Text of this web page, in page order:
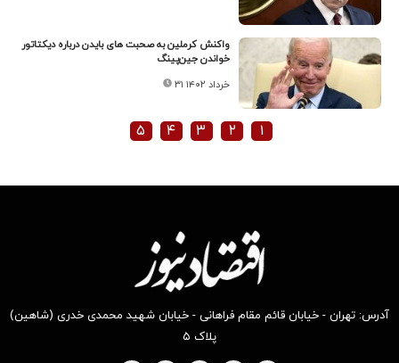
واکنش کرملین به صحبت های بایدن درباره دیکتاتور
خواندن جین‌پینگ
۳۱ خرداد ۱۴۰۲
۱ ۲ ۳ ۴ ۵
آدرس: تهران - خیابان قائم مقام فراهانی - خیابان شهید محمدی خدری (شاهین)
پلاک ۵